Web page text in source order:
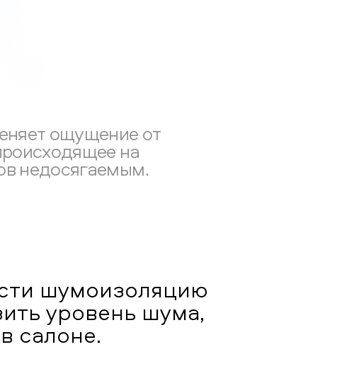
ощущение от
на
недосягаемым.
шумоизоляцию
уровень шума,
салоне.